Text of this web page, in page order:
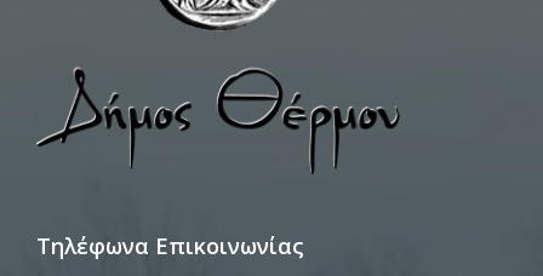
Τηλέφωνα Επικοινωνίας